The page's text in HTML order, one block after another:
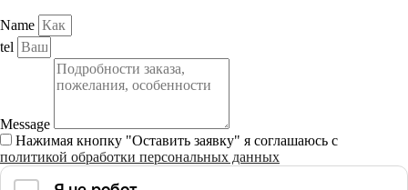
Name
tel
Message
Нажимая кнопку "Оставить заявку" я соглашаюсь с
политикой обработки персональных данных